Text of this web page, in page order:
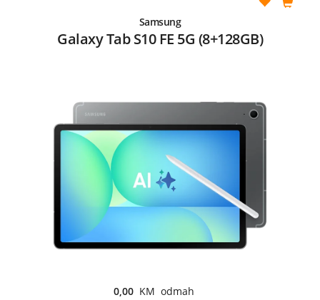
Samsung
Galaxy Tab S10 FE 5G (8+128GB)
0,00 KM odmah